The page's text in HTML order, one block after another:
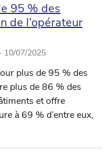
95 % des
de l’opérateur
10/07/2025
plus de 95 % des
plus de 86 % des
et offre
à 69 % d’entre eux,